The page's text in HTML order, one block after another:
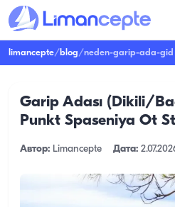
limancepte/blog/neden-garip-ada-gid
Garip Adası (Dikili/
Punkt Spaseniya Ot
Автор: Limancepte Дата: